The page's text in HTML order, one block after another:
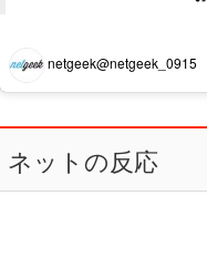
netgeek@netgeek_0915
ネットの反応